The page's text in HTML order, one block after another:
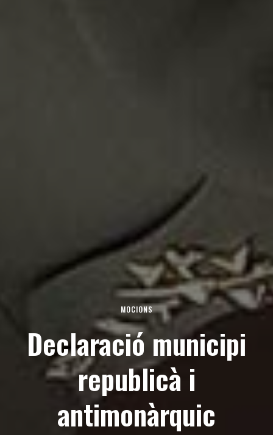
MOCIONS
Declaració municipi
republicà i
antimonàrquic